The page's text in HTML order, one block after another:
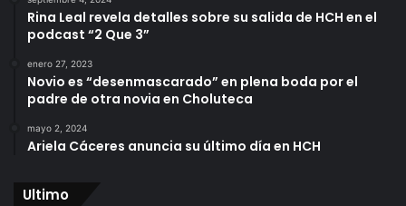
Rina Leal revela detalles sobre su salida de HCH en el
podcast “2 Que 3”
enero 27, 2023
Novio es “desenmascarado” en plena boda por el
padre de otra novia en Choluteca
mayo 2, 2024
Ariela Cáceres anuncia su último día en HCH
Ultimo